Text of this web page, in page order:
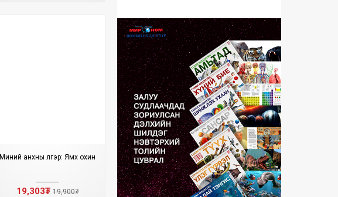
Миний анхны үлгэр: Ямх охин
19,303₮19,900₮